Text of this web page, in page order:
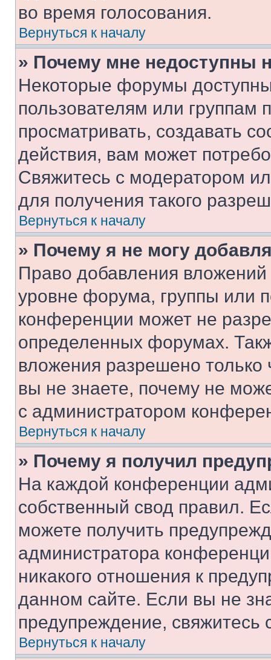
во время голосования.
Вернуться к началу
» Почему мне недоступны
Некоторые форумы
пользователям или группам
просматривать, создавать
действия, вам может
Свяжитесь с модератором
для получения такого
Вернуться к началу
» Почему я не могу
Право добавления
уровне форума, группы или
конференции может не
определенных форумах.
вложения разрешено
вы не знаете, почему не
с администратором
Вернуться к началу
» Почему я получил
На каждой конференции
собственный свод правил.
можете получить
администратора
никакого отношения к
данном сайте. Если вы не
предупреждение,
Вернуться к началу